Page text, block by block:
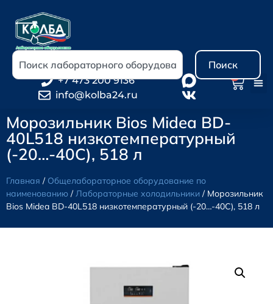
Поиск
+7 473 200 9136
info@kolba24.ru
Морозильник Bios Midea BD-
40L518 низкотемпературный
(-20…-40С), 518 л
Главная / Общелабораторное оборудование по
наименованию /Лабораторные холодильники / Морозильник
Bios Midea BD-40L518 низкотемпературный (-20…-40С), 518 л